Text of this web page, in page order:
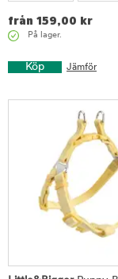
från 159,00 kr
På lager.
Köp Jämför